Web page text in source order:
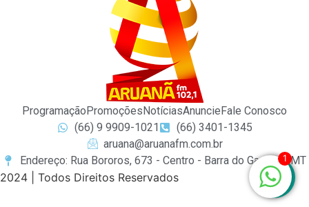
ProgramaçãoPromoçõesNotíciasAnuncieFale Conosco
(66) 9 9909-1021
(66) 3401-1345
aruana@aruanafm.com.br
Endereço: Rua Bororos, 673 - Centro - Barra do Garças / MT
2024 | Todos Direitos Reservados
1